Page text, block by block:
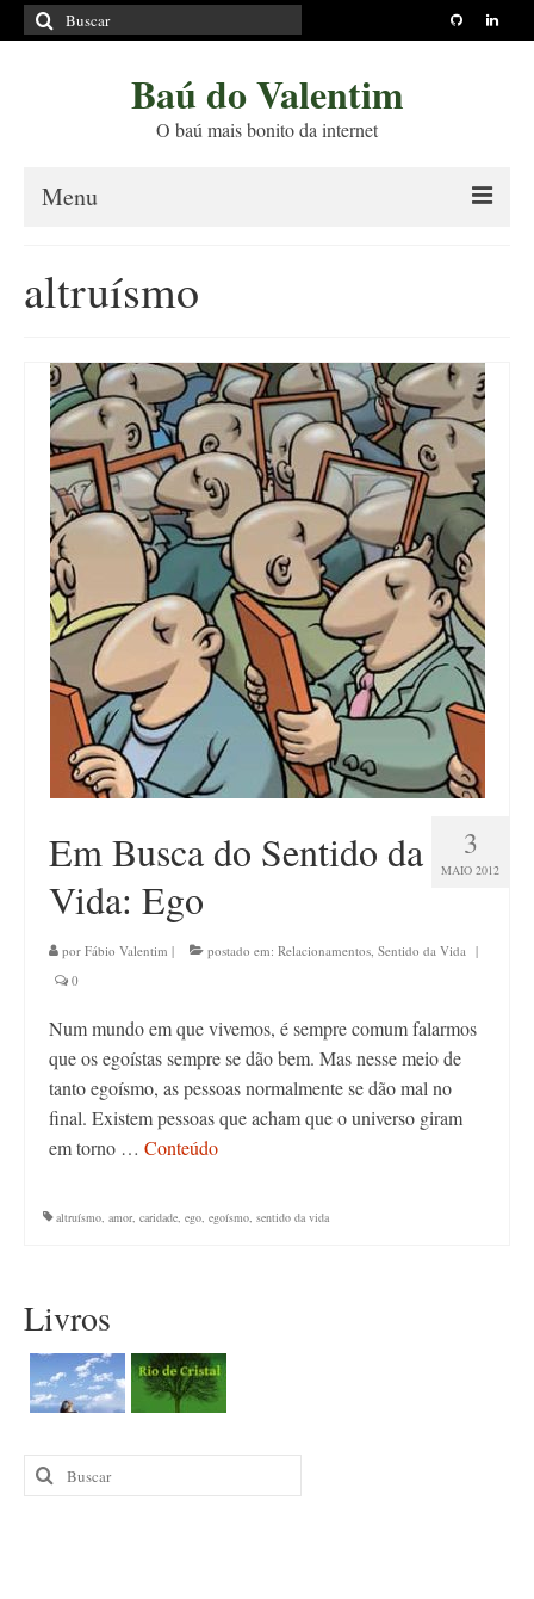
Buscar
por:
Baú do Valentim
O baú mais bonito da internet
Menu
Princípios Editoriais
Políticas e Termos
Livros
Projetos
Blog
Contato
altruísmo
3
MAIO 2012
Em Busca do Sentido da
Vida: Ego
por Fábio Valentim | postado em: Relacionamentos, Sentido da Vida |
0
Num mundo em que vivemos, é sempre comum falarmos
que os egoístas sempre se dão bem. Mas nesse meio de
tanto egoísmo, as pessoas normalmente se dão mal no
final. Existem pessoas que acham que o universo giram
em torno … Conteúdo
altruísmo, amor, caridade, ego, egoísmo, sentido da vida
Livros
Buscar
por: